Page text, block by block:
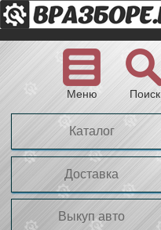
Меню Поиск
Каталог
Доставка
Выкуп авто